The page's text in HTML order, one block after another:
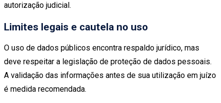
autorização judicial.
Limites legais e cautela no uso
O uso de dados públicos encontra respaldo jurídico, mas
deve respeitar a legislação de proteção de dados pessoais.
A validação das informações antes de sua utilização em juízo
é medida recomendada.